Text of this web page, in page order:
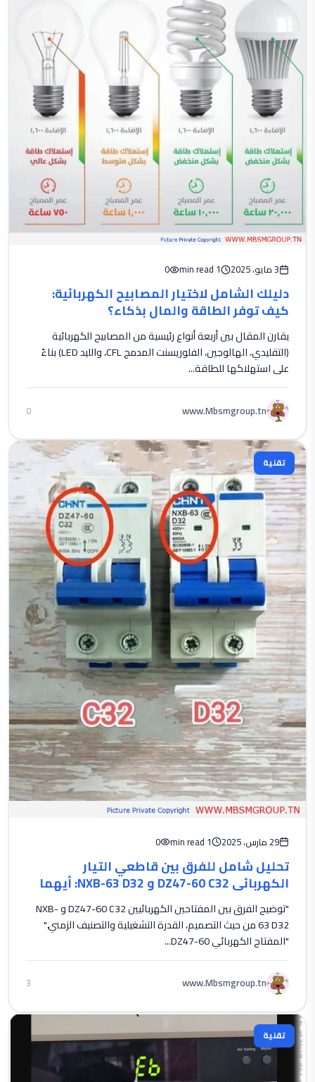
3 مايو، 2025 1 min read
0
دليلك الشامل لاختيار المصابيح الكهربائية:
كيف توفر الطاقة والمال بذكاء؟
يقارن المقال بين أربعة أنواع رئيسية من المصابيح الكهربائية
(التقليدي، الهالوجين، الفلوريسنت المدمج CFL، والليد LED) بناءً
على استهلاكها للطاقة...
www.Mbsmgroup.tn
0
تقنية
29 مارس، 2025 1 min read
0
تحليل شامل للفرق بين قاطعي التيار
الكهربائي DZ47-60 C32 و NXB-63 D32: أيهما
الأنسب لاحتياجاتك
"توضيح الفرق بين المفتاحين الكهربائيين DZ47-60 C32 و NXB-
63 D32 من حيث التصميم، القدرة التشغيلية والتصنيف الزمني."
"المفتاح الكهربائي DZ47-60...
www.Mbsmgroup.tn
3
تقنية